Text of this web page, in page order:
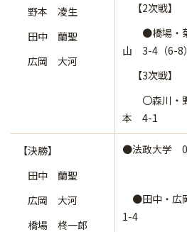
野本 凌生
田中 蘭聖
広岡 大河
【2次戦】
●橋場・
山 3-4（6-8）
【3次戦】
〇森川・
本 4-1
【決勝】
田中 蘭聖
広岡 大河
橋場 柊一郎
●法政大学
●田中・広
1-4